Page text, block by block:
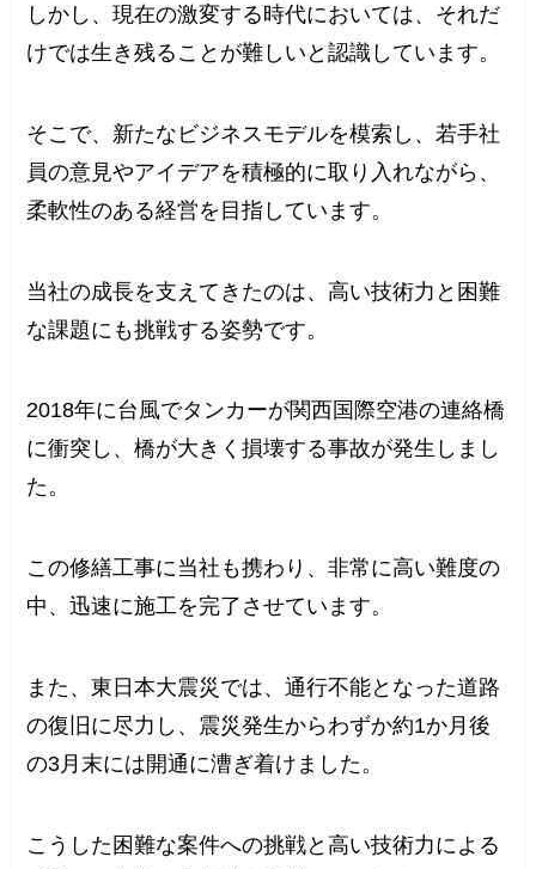
しかし、現在の激変する時代においては、それだ
けでは生き残ることが難しいと認識しています。
そこで、新たなビジネスモデルを模索し、若手社
員の意見やアイデアを積極的に取り入れながら、
柔軟性のある経営を目指しています。
当社の成長を支えてきたのは、高い技術力と困難
な課題にも挑戦する姿勢です。
2018年に台風でタンカーが関西国際空港の連絡橋
に衝突し、橋が大きく損壊する事故が発生しまし
た。
この修繕工事に当社も携わり、非常に高い難度の
中、迅速に施工を完了させています。
また、東日本大震災では、通行不能となった道路
の復旧に尽力し、震災発生からわずか約1か月後
の3月末には開通に漕ぎ着けました。
こうした困難な案件への挑戦と高い技術力による